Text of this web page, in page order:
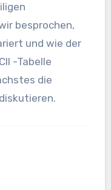
besprochen,
und wie der
-Tabelle
die